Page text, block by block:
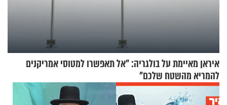
איראן מאיימת על בולגריה: "אל תאפשרו למטוסי אמריקנים
להמריא מהשטח שלכם"